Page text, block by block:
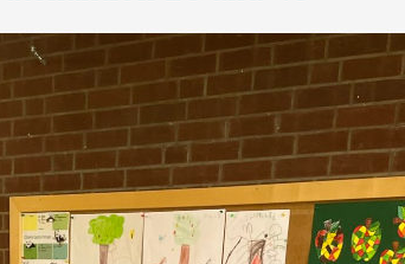
IServ
Chronik der
Bördeschule